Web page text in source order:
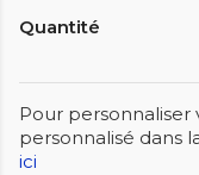
Quantité
Pour
personnalisé dans
ici